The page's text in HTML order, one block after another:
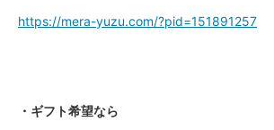
https://mera-yuzu.com/?pid=151891257
・ギフト希望なら